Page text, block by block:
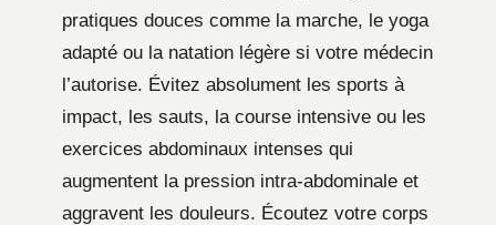
pratiques douces comme la marche, le yoga
adapté ou la natation légère si votre médecin
l’autorise. Évitez absolument les sports à
impact, les sauts, la course intensive ou les
exercices abdominaux intenses qui
augmentent la pression intra-abdominale et
aggravent les douleurs. Écoutez votre corps